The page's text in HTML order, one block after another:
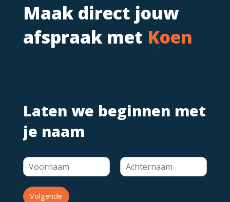
Maak direct jouw
afspraak met Koen
Laten we beginnen met
je naam
Volgende